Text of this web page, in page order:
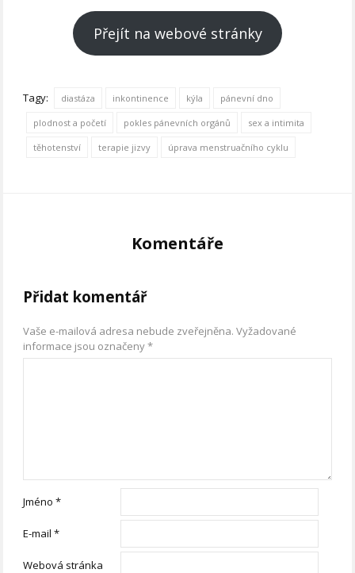
Přejít na webové stránky
Tagy: diastáza inkontinence kýla pánevní dno
plodnost a početí pokles pánevních orgánů sex a intimita
těhotenství terapie jizvy úprava menstruačního cyklu
Komentáře
Přidat komentář
Vaše e-mailová adresa nebude zveřejněna. Vyžadované
informace jsou označeny*
Jméno*
E-mail*
Webová stránka